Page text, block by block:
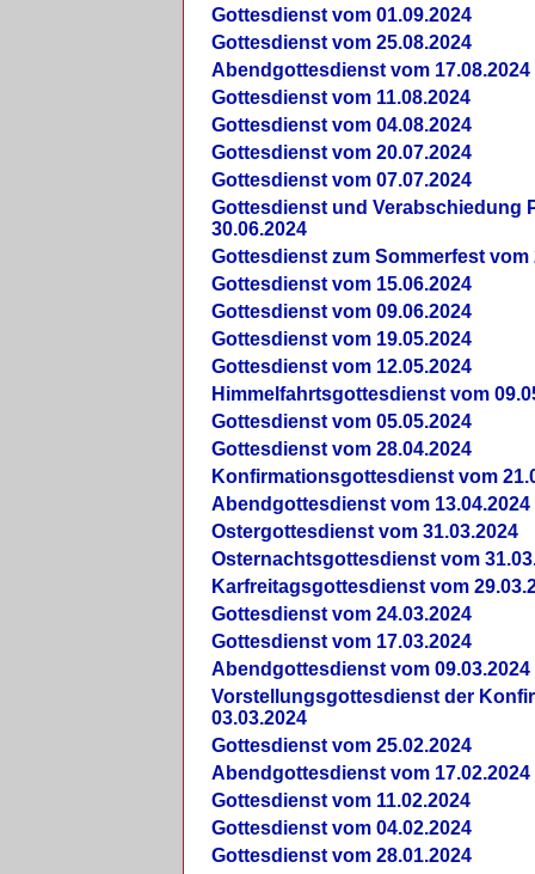
Gottesdienst vom 01.09.2024
Gottesdienst vom 25.08.2024
Abendgottesdienst vom 17.08.2024
Gottesdienst vom 11.08.2024
Gottesdienst vom 04.08.2024
Gottesdienst vom 20.07.2024
Gottesdienst vom 07.07.2024
Gottesdienst und Verabschiedung
30.06.2024
Gottesdienst zum Sommerfest vom
Gottesdienst vom 15.06.2024
Gottesdienst vom 09.06.2024
Gottesdienst vom 19.05.2024
Gottesdienst vom 12.05.2024
Himmelfahrtsgottesdienst vom
Gottesdienst vom 05.05.2024
Gottesdienst vom 28.04.2024
Konfirmationsgottesdienst vom
Abendgottesdienst vom 13.04.2024
Ostergottesdienst vom 31.03.2024
Osternachtsgottesdienst vom
Karfreitagsgottesdienst vom
Gottesdienst vom 24.03.2024
Gottesdienst vom 17.03.2024
Abendgottesdienst vom 09.03.2024
Vorstellungsgottesdienst der
03.03.2024
Gottesdienst vom 25.02.2024
Abendgottesdienst vom 17.02.2024
Gottesdienst vom 11.02.2024
Gottesdienst vom 04.02.2024
Gottesdienst vom 28.01.2024